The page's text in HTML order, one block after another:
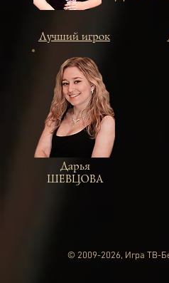
Лучший игрок
Дарья
ШЕВЦОВА
© 2009-2026, Игра ТВ-